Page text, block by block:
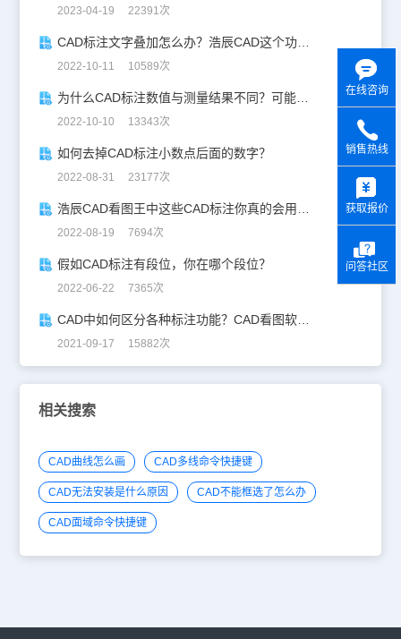
2023-04-19 22391次
CAD标注文字叠加怎么办？浩辰CAD这个功能很好用！
2022-10-11 10589次
为什么CAD标注数值与测量结果不同？可能是这几种原因
2022-10-10 13343次
如何去掉CAD标注小数点后面的数字？
2022-08-31 23177次
2022-08-19 7694次
假如CAD标注有段位，你在哪个段位？
2022-06-22 7365次
CAD中如何区分各种标注功能？CAD看图软件标注技巧
2021-09-17 15882次
相关搜索
CAD曲线怎么画 CAD多线命令快捷键
CAD无法安装是什么原因 CAD不能框选了怎么办
CAD面域命令快捷键
在线咨询
销售热线
获取报价
问答社区